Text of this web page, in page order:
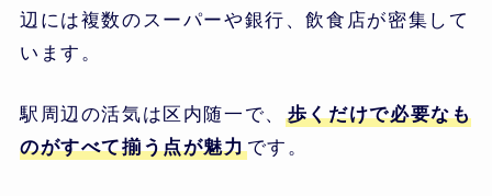
辺には複数のスーパーや銀行、飲食店が密集して
います。
駅周辺の活気は区内随一で、
歩くだけで必要なも
のがすべて揃う点が魅力です。